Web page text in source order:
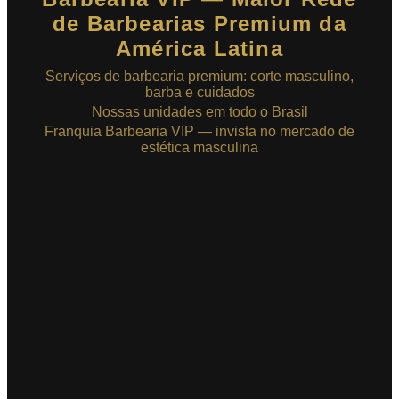
de Barbearias Premium da
América Latina
Serviços de barbearia premium: corte masculino,
barba e cuidados
Nossas unidades em todo o Brasil
Franquia Barbearia VIP — invista no mercado de
estética masculina